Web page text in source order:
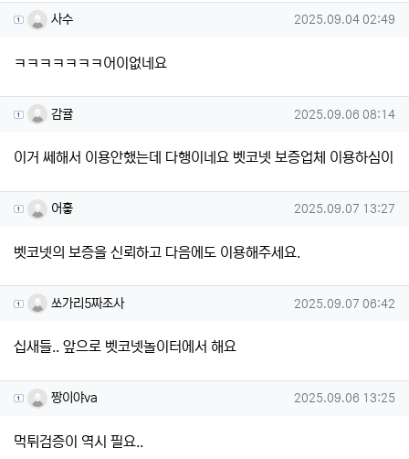
사수님의 댓글
사수 작성일
2025.09.04 02:49
ㅋㅋㅋㅋㅋㅋㅋ어이없네요
감귤님의 댓글
감귤 작성일
2025.09.06 08:14
이거 쎄해서 이용안했는데 다행이네요 벳코넷 보증업체 이용하심이
어흫님의 댓글
어흫 작성일
2025.09.07 13:27
벳코넷의 보증을 신뢰하고 다음에도 이용해주세요.
쏘가리5짜조사님의 댓글
쏘가리5짜조사 작성일
2025.09.07 06:42
십새들.. 앞으로 벳코넷놀이터에서 해요
짱이야va님의 댓글
짱이야va 작성일
2025.09.06 13:25
먹튀검증이 역시 필요..